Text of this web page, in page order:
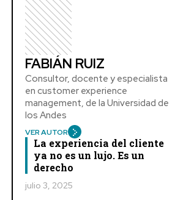
FABIÁN RUIZ
Consultor, docente y especialista
en customer experience
management, de la Universidad de
los Andes
VER AUTOR
La experiencia del cliente
ya no es un lujo. Es un
derecho
julio 3, 2025